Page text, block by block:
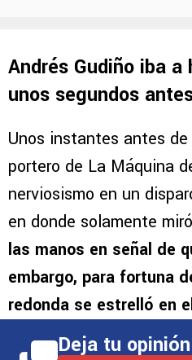
Andrés Gudiño iba
unos segundos
Unos instantes antes
portero de La Máquina
nerviosismo en un
en donde solamente
las manos en señal de
embargo, para fortuna
redonda se estrelló en
Deja tu opinión